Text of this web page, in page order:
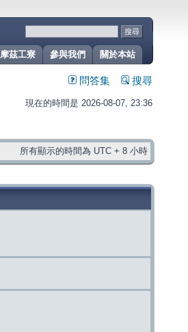
關於本站
參與我們
摩茲工寮
問答集 搜尋
現在的時間是 2026-08-07, 23:36
所有顯示的時間為 UTC + 8 小時